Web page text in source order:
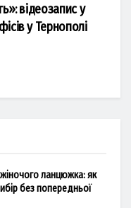
відеозапис у
у Тернополі
ланцюжка: як
без попередньої